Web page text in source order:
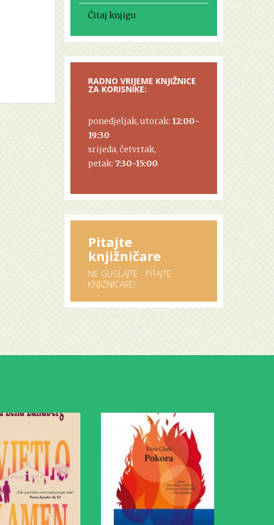
Čitaj knjigu
RADNO VRIJEME KNJIŽNICE
ZA KORISNIKE:
ponedjeljak, utorak: 12:00-
19:30
srijeda, četvrtak,
petak: 7:30-15:00
Pitajte
knjižničare
NE GUGLAJTE - PITAJTE
KNJIŽNIČARE!